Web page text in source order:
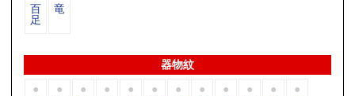
百
足
竜
器物紋